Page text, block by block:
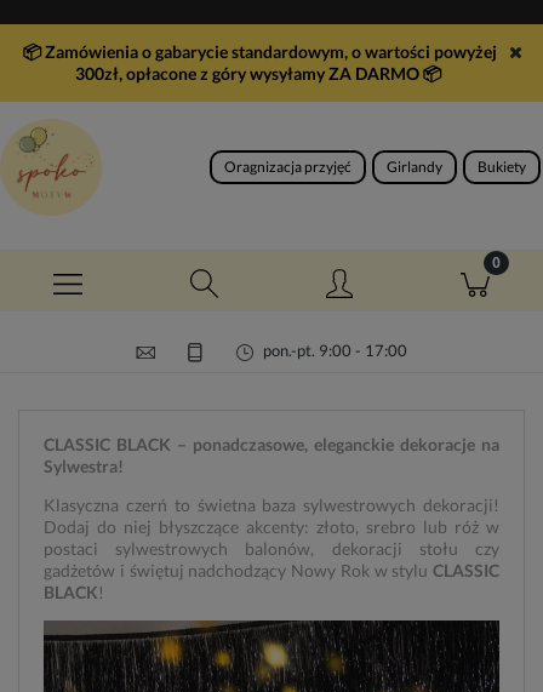
📦 Zamówienia o gabarycie standardowym, o wartości powyżej
300zł, opłacone z góry wysyłamy ZA DARMO📦
Oragnizacja przyjęć Girlandy Bukiety
pon.-pt. 9:00 - 17:00
CLASSIC BLACK – ponadczasowe, eleganckie dekoracje na
Sylwestra!
Klasyczna czerń to świetna baza sylwestrowych dekoracji!
Dodaj do niej błyszczące akcenty: złoto, srebro lub róż w
postaci sylwestrowych balonów, dekoracji stołu czy
gadżetów i świętuj nadchodzący Nowy Rok w stylu CLASSIC
BLACK!